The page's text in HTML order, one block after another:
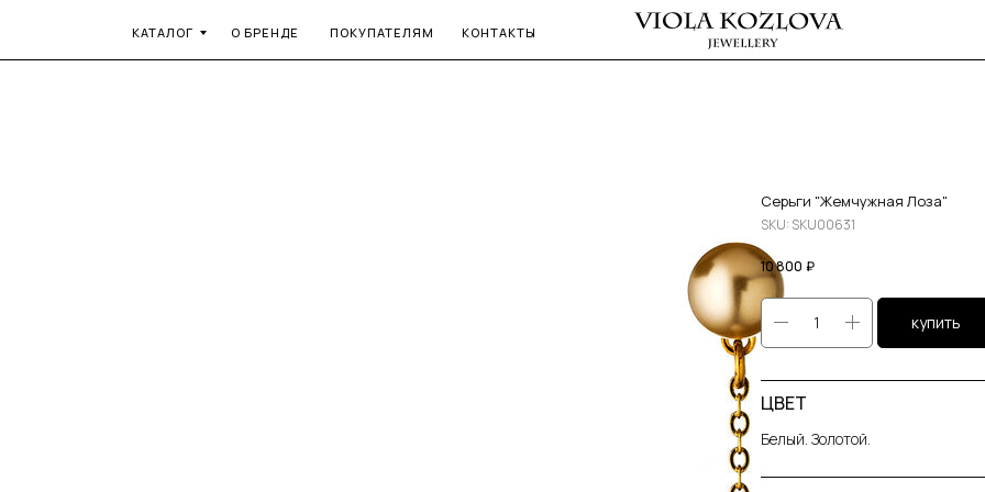
КАТАЛОГ О БРЕНДЕ ПОКУПАТЕЛЯМ КОНТАКТЫ
Серьги "Жемчужная Лоза"
SKU: SKU00631
10 800 ₽
купить
ЦВЕТ
Белый. Золотой.